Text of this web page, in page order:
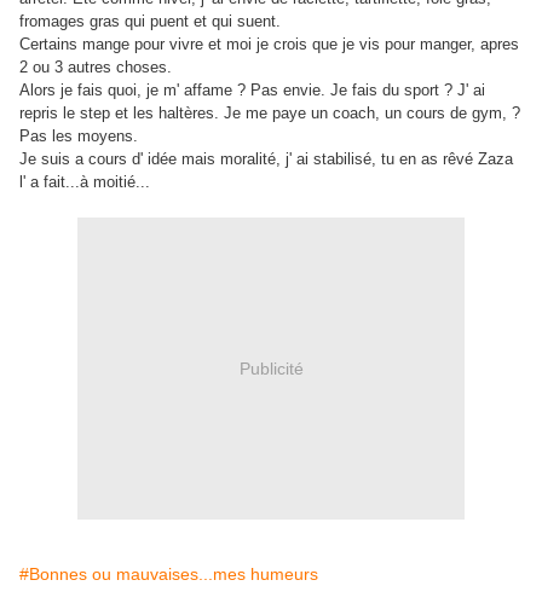
fromages gras qui puent et qui suent.
Certains mange pour vivre et moi je crois que je vis pour manger, apres
2 ou 3 autres choses.
Alors je fais quoi, je m' affame ? Pas envie. Je fais du sport ? J' ai
repris le step et les haltères. Je me paye un coach, un cours de gym, ?
Pas les moyens.
Je suis a cours d' idée mais moralité, j' ai stabilisé, tu en as rêvé Zaza
l' a fait...à moitié...
Publicité
#Bonnes ou mauvaises...mes humeurs